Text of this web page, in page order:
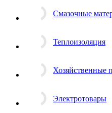
Смазочные
Теплоизоляция
Хозяйственные
Электротовары